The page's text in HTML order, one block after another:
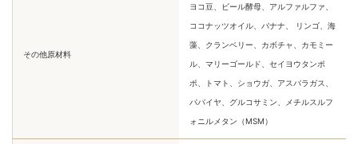
その他原材料
ヨコ豆、ビール酵母、アルファルファ、
ココナッツオイル、バナナ、 リンゴ、海
藻、クランベリー、カボチャ、カモミー
ル、マリーゴールド、セイヨウタンポ
ポ、トマト、ショウガ、アスパラガス、
パパイヤ、グルコサミン、メチルスルフ
ォニルメタン（MSM）